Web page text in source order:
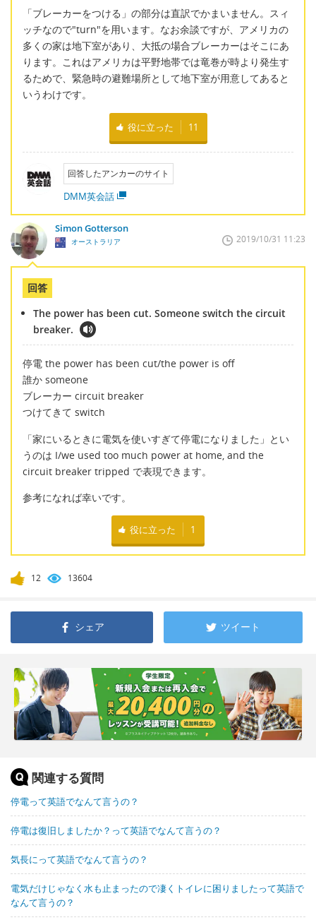
「ブレーカーをつける」の部分は直訳でかまいません。スィ
ッチなので"turn"を用います。なお余談ですが、アメリカの
多くの家は地下室があり、大抵の場合ブレーカーはそこにあ
ります。これはアメリカは平野地帯では竜巻が時より発生す
るためで、緊急時の避難場所として地下室が用意してあると
いうわけです。
役に立った 11
回答したアンカーのサイト
DMM英会話
Simon Gotterson
オーストラリア 2019/10/31 11:23
回答
The power has been cut. Someone switch the circuit
breaker.
停電 the power has been cut/the power is off
誰か someone
ブレーカー circuit breaker
つけてきて switch
「家にいるときに電気を使いすぎて停電になりました」とい
うのは I/we used too much power at home, and the
circuit breaker tripped で表現できます。
参考になれば幸いです。
役に立った 1
12 13604
シェア ツイート
関連する質問
停電って英語でなんて言うの？
停電は復旧しましたか？って英語でなんて言うの？
気長にって英語でなんて言うの？
電気だけじゃなく水も止まったので凄くトイレに困りましたって英語で
なんて言うの？